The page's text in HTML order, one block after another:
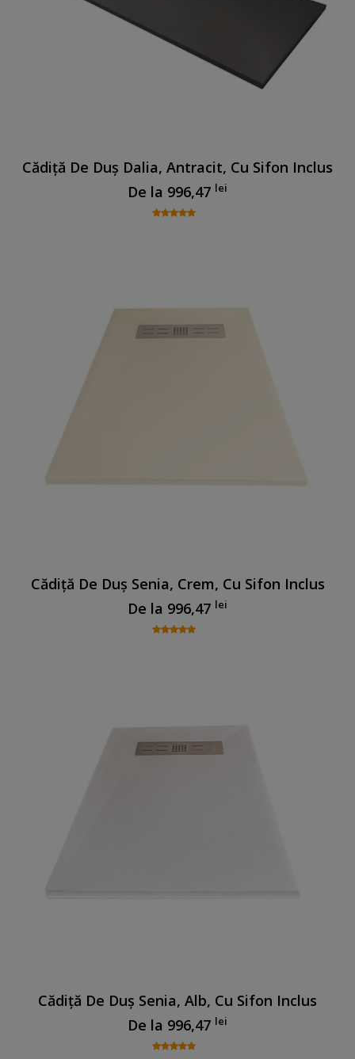
Cădiță De Duș Dalia, Antracit, Cu Sifon Inclus
De la 996,47 lei
Cădiță De Duș Senia, Crem, Cu Sifon Inclus
De la 996,47 lei
Cădiță De Duș Senia, Alb, Cu Sifon Inclus
De la 996,47 lei